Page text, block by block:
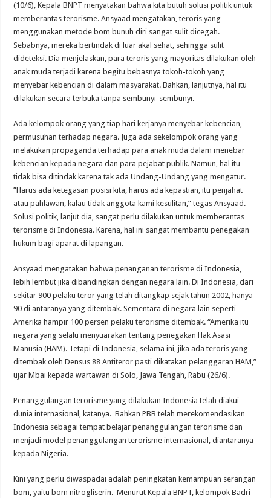
(10/6), Kepala BNPT menyatakan bahwa kita butuh solusi politik untuk
memberantas terorisme. Ansyaad mengatakan, teroris yang
menggunakan metode bom bunuh diri sangat sulit dicegah.
Sebabnya, mereka bertindak di luar akal sehat, sehingga sulit
dideteksi. Dia menjelaskan, para teroris yang mayoritas dilakukan oleh
anak muda terjadi karena begitu bebasnya tokoh-tokoh yang
menyebar kebencian di dalam masyarakat. Bahkan, lanjutnya, hal itu
dilakukan secara terbuka tanpa sembunyi-sembunyi.
Ada kelompok orang yang tiap hari kerjanya menyebar kebencian,
permusuhan terhadap negara. Juga ada sekelompok orang yang
melakukan propaganda terhadap para anak muda dalam menebar
kebencian kepada negara dan para pejabat publik. Namun, hal itu
tidak bisa ditindak karena tak ada Undang-Undang yang mengatur.
”Harus ada ketegasan posisi kita, harus ada kepastian, itu penjahat
atau pahlawan, kalau tidak anggota kami kesulitan,” tegas Ansyaad.
Solusi politik, lanjut dia, sangat perlu dilakukan untuk memberantas
terorisme di Indonesia. Karena, hal ini sangat membantu penegakan
hukum bagi aparat di lapangan.
Ansyaad mengatakan bahwa penanganan terorisme di Indonesia,
lebih lembut jika dibandingkan dengan negara lain. Di Indonesia, dari
sekitar 900 pelaku teror yang telah ditangkap sejak tahun 2002, hanya
90 di antaranya yang ditembak. Sementara di negara lain seperti
Amerika hampir 100 persen pelaku terorisme ditembak. “Amerika itu
negara yang selalu menyuarakan tentang penegakan Hak Asasi
Manusia (HAM). Tetapi di Indonesia, selama ini, jika ada teroris yang
ditembak oleh Densus 88 Antiteror pasti dikatakan pelanggaran HAM,”
ujar Mbai kepada wartawan di Solo, Jawa Tengah, Rabu (26/6).
Penanggulangan terorisme yang dilakukan Indonesia telah diakui
dunia internasional, katanya. Bahkan PBB telah merekomendasikan
Indonesia sebagai tempat belajar penanggulangan terorisme dan
menjadi model penanggulangan terorisme internasional, diantaranya
kepada Nigeria.
Kini yang perlu diwaspadai adalah peningkatan kemampuan serangan
bom, yaitu bom nitrogliserin. Menurut Kepala BNPT, kelompok Badri